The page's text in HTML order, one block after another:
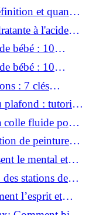
et quand
à l'acide
bébé : 10
bébé : 10
: 7 clés
plafond : tutoriel
colle fluide pour
de peinture
le mental et
stations de
l’esprit et